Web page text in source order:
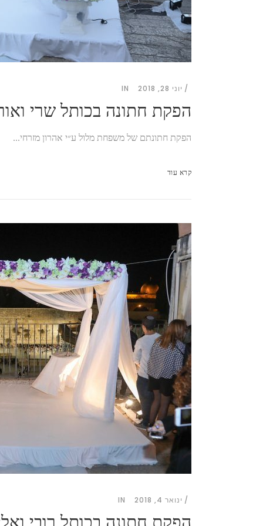
יוני 28, 2018 IN
הפקת חתונה בכותל שרי
הפקת חתונתם של משפחת מלול ע״י אהרון מזרחי...
קרא עוד
ינואר 4, 2018 IN